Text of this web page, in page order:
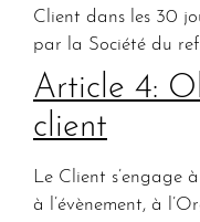
Client dans les 30
par la Société du
Article 4:
client
Le Client s’engage
à l’évènement, à